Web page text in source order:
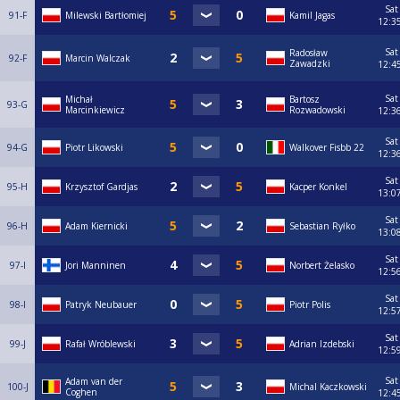
91-F Milewski Bartłomiej Kamil Jagas
Sat
92-F Marcin Walczak
Radosław
Zawadzki
Sat
93-G
Michał
Marcinkiewicz
Bartosz
Rozwadowski
Sat
94-G Piotr Likowski Walkover Fisbb 22
Sat
95-H Krzysztof Gardjas Kacper Konkel
Sat
96-H Adam Kiernicki Sebastian Ryłko
Sat
97-I Jori Manninen Norbert Żelasko
Sat
98-I Patryk Neubauer Piotr Polis
Sat
99-J Rafał Wróblewski Adrian Izdebski
Sat
100-J
Adam van der
Coghen
Michal Kaczkowski
Sat